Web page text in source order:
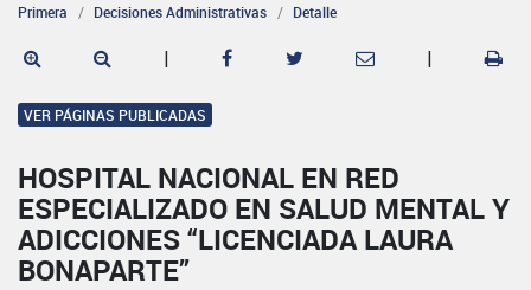
Primera Decisiones Administrativas Detalle
| |
VER PÁGINAS PUBLICADAS
HOSPITAL NACIONAL EN RED
ESPECIALIZADO EN SALUD MENTAL Y
ADICCIONES “LICENCIADA LAURA
BONAPARTE”